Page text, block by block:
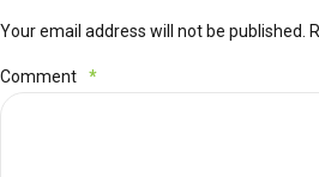
Your email address will not be published.
Comment *